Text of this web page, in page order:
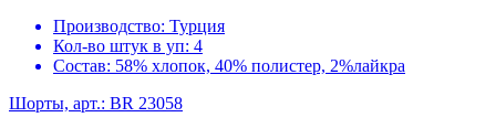
Производство: Турция
Кол-во штук в уп: 4
Состав: 58% хлопок, 40% полистер, 2%лайкра
Шорты, арт.: BR 23058